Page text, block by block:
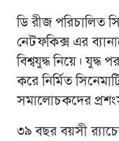
ডি রীজ পরিচালিত
নেটফকিক্স এর
বিশ্বযুদ্ধ নিয়ে। যুদ্ধ
করে নির্মিত
সমালোচকদের
৩৯ বছর বয়সী